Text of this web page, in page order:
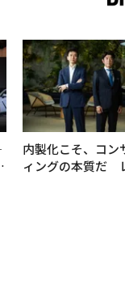
内製化こそ、コン
ィングの本質だ